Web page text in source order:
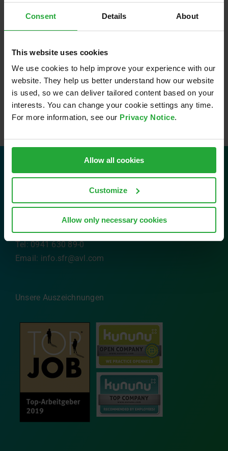
Consent Details About
This website uses cookies
We use cookies to help improve your experience with our
website. They help us better understand how our website
is used, so we can deliver tailored content based on your
interests. You can change your cookie settings any time.
For more information, see our Privacy Notice.
Allow all cookies
Customize
Allow only necessary cookies
Weiterlesen …
Kontakt
AVL Software and Functions GmbH
Im Gewerbepark B29
93059 Regensburg
Tel: 0941 630 89-0
Email: info.sfr@avl.com
Unsere Auszeichnungen